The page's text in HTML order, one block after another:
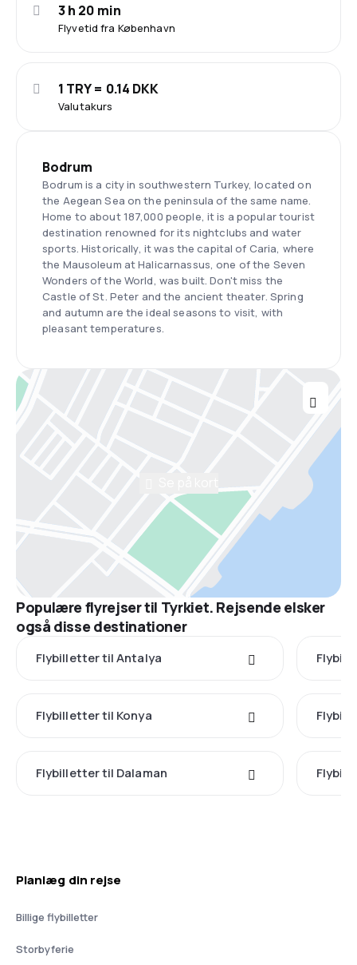
Flyvetid fra København
3 h 20 min
Valutakurs
1 TRY = 0.14 DKK
Bodrum
Bodrum is a city in southwestern Turkey, located on
the Aegean Sea on the peninsula of the same name.
Home to about 187,000 people, it is a popular tourist
destination renowned for its nightclubs and water
sports. Historically, it was the capital of Caria, where
the Mausoleum at Halicarnassus, one of the Seven
Wonders of the World, was built. Don't miss the
Castle of St. Peter and the ancient theater. Spring
and autumn are the ideal seasons to visit, with
pleasant temperatures.
Populære flyrejser til Tyrkiet. Rejsende elsker
også disse destinationer
Flybilletter til Antalya
Flybilletter til Konya
Flybilletter til Dalaman
Planlæg din rejse
Billige flybilletter
Storbyferie